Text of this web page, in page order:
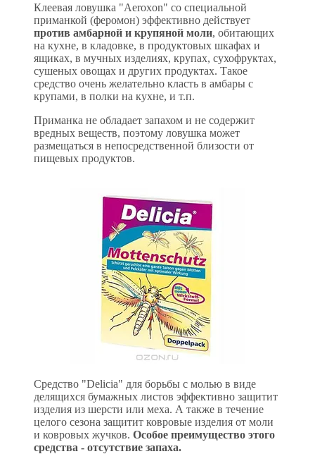
Клеевая ловушка "Aeroxon" со специальной
приманкой (феромон) эффективно действует
против амбарной и крупяной моли, обитающих
на кухне, в кладовке, в продуктовых шкафах и
ящиках, в мучных изделиях, крупах, сухофруктах,
сушеных овощах и других продуктах. Такое
средство очень желательно класть в амбары с
крупами, в полки на кухне, и т.п.
Приманка не обладает запахом и не содержит
вредных веществ, поэтому ловушка может
размещаться в непосредственной близости от
пищевых продуктов.
Средство "Delicia" для борьбы с молью в виде
делящихся бумажных листов эффективно защитит
изделия из шерсти или меха. А также в течение
целого сезона защитит ковровые изделия от моли
и ковровых жучков. Особое преимущество этого
средства - отсутствие запаха.